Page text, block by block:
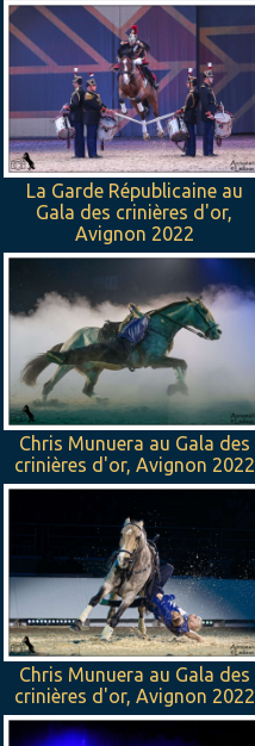
La Garde Républicaine au
Gala des crinières d'or,
Avignon 2022
Chris Munuera au Gala des
crinières d'or, Avignon 2022
Chris Munuera au Gala des
crinières d'or, Avignon 2022